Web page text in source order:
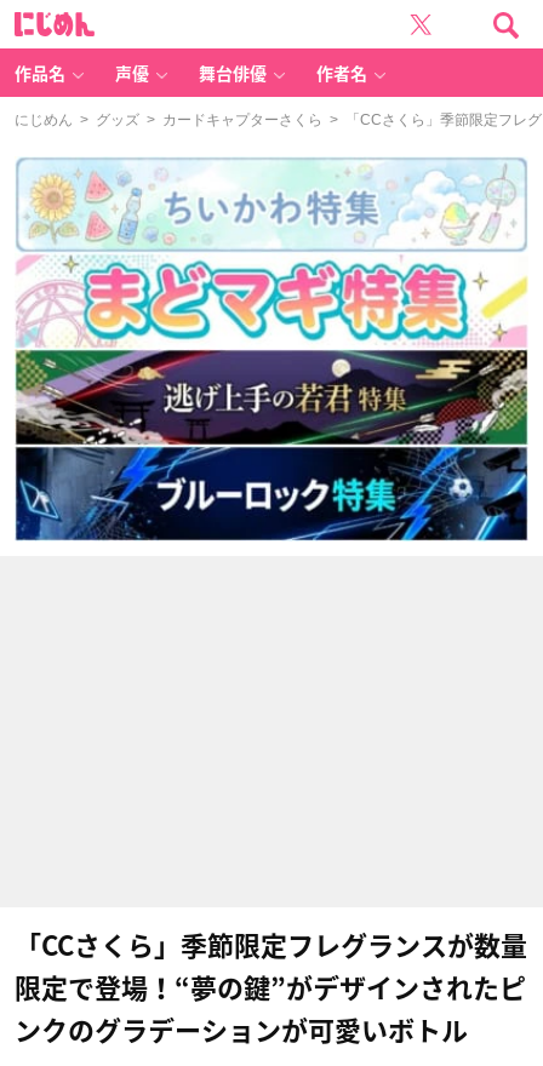
作品名 声優 舞台俳優 作者名
にじめん > グッズ > カードキャプターさくら > 「CCさくら」季節限定フレ
「CCさくら」季節限定フレグランスが数量
限定で登場！“夢の鍵”がデザインされたピ
ンクのグラデーションが可愛いボトル